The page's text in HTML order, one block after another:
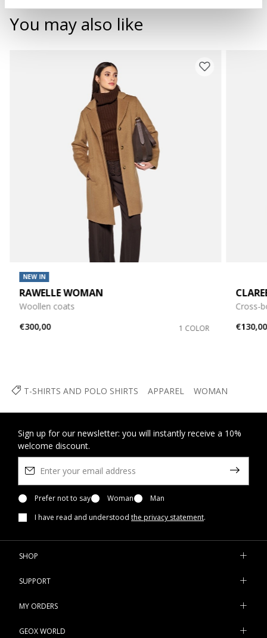
T-SHIRTS AND POLO SHIRTS APPAREL WOMAN
You may also like
NEW IN
RAWELLE WOMAN
Woollen coats
€300,00
1 COLOR
Cross-
€130,00
Sign up for our newsletter: you will instantly receive a 10%
welcome discount.
Prefer not to say Woman
Man
I have read and understood the privacy statement.
SHOP
SUPPORT
MY ORDERS
GEOX WORLD